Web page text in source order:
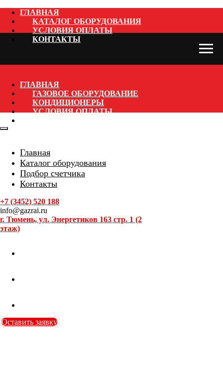
ГЛАВНАЯ
КАТАЛОГ ОБОРУДОВАНИЯ
УСЛОВИЯ ОПЛАТЫ
КОНТАКТЫ
ГЛАВНАЯ
ГАЗОВОЕ ОБОРУДОВАНИЕ
КОНДИЦИОНЕРЫ
УСЛОВИЯ ОПЛАТЫ
Главная
Каталог оборудования
Подбор счетчика
Контакты
+7 (3452) 520 188
info@gazrai.ru
г. Тюмень, ул. Энергетиков 163 стр. 1 (2
этаж)
Оставить заявку